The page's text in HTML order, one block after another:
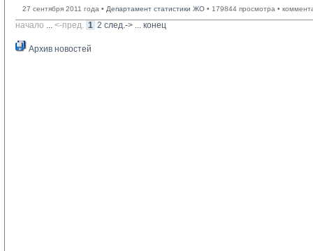
27 сентября 2011 года • Департамент статистики ЖО • 179844 просмотра •
начало ... <-пред. 1 2 след.-> ... конец
Архив новостей